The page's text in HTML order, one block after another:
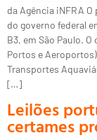
da Agência iNFRA
do governo federal
B3, em São Paulo.
Portos e
Transportes
[…]
Leilões
certames